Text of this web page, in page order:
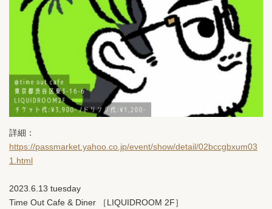
詳細：
https://passmarket.yahoo.co.jp/event/show/detail/02bccgbxum03
1.html
2023.6.13 tuesday
Time Out Cafe & Diner ［LIQUIDROOM 2F］